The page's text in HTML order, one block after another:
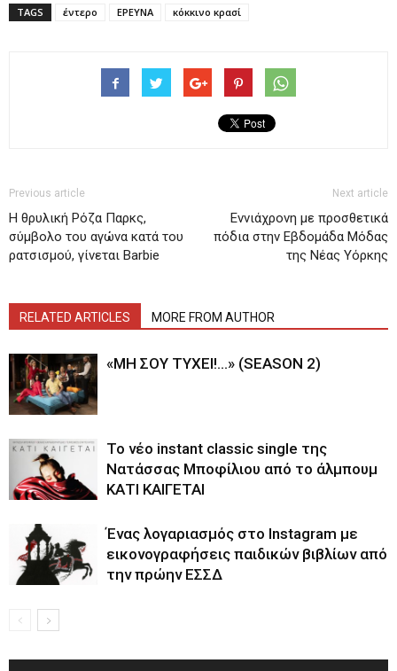
TAGS έντερο ΕΡΕΥΝΑ κόκκινο κρασί
Previous article
Η θρυλική Ρόζα Παρκς,
σύμβολο του αγώνα κατά του
ρατσισμού, γίνεται Barbie
Next article
Εννιάχρονη με προσθετικά
πόδια στην Εβδομάδα Μόδας
της Νέας Υόρκης
RELATED ARTICLES MORE FROM AUTHOR
«ΜΗ ΣΟΥ ΤΥΧΕΙ!…» (SEASON 2)
Το νέο instant classic single της
Νατάσσας Μποφίλιου από το άλμπουμ
ΚΑΤΙ ΚΑΙΓΕΤΑΙ
Ένας λογαριασμός στο Instagram με
εικονογραφήσεις παιδικών βιβλίων από
την πρώην ΕΣΣΔ